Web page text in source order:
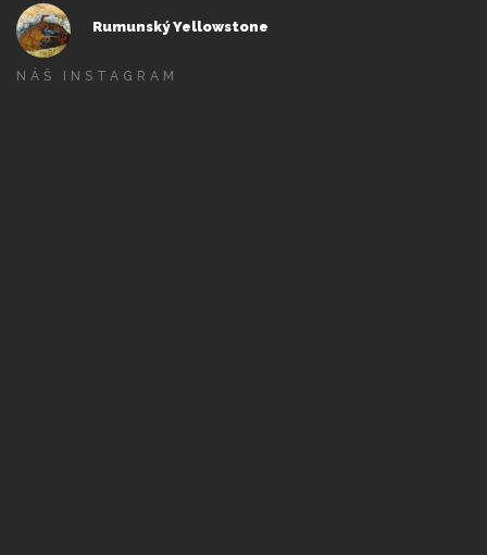
Rumunský Yellowstone
NÁŠ INSTAGRAM